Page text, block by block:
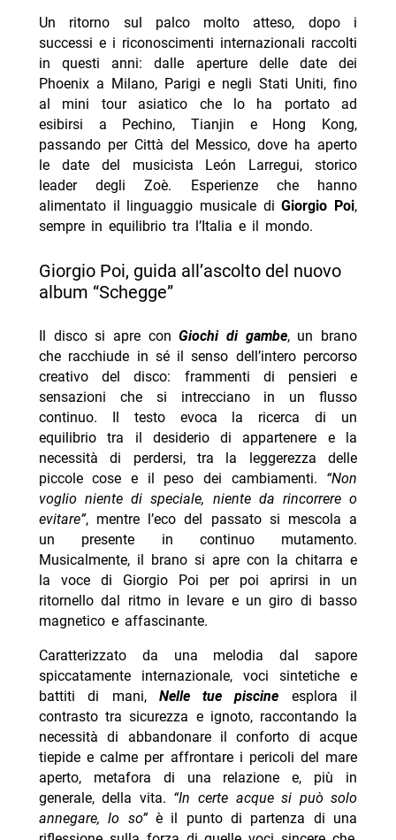
Un ritorno sul palco molto atteso, dopo i
successi e i riconoscimenti internazionali raccolti
in questi anni: dalle aperture delle date dei
Phoenix a Milano, Parigi e negli Stati Uniti, fino
al mini tour asiatico che lo ha portato ad
esibirsi a Pechino, Tianjin e Hong Kong,
passando per Città del Messico, dove ha aperto
le date del musicista León Larregui, storico
leader degli Zoè. Esperienze che hanno
alimentato il linguaggio musicale diGiorgio Poi,
sempre in equilibrio tra l’Italia e il mondo.
Giorgio Poi, guida all’ascolto del nuovo
album “Schegge”
Il disco si apre conGiochi di gambe, un brano
che racchiude in sé il senso dell’intero percorso
creativo del disco: frammenti di pensieri e
sensazioni che si intrecciano in un flusso
continuo. Il testo evoca la ricerca di un
equilibrio tra il desiderio di appartenere e la
necessità di perdersi, tra la leggerezza delle
piccole cose e il peso dei cambiamenti. “Non
voglio niente di speciale, niente da rincorrere o
evitare”, mentre l’eco del passato si mescola a
un presente in continuo mutamento.
Musicalmente, il brano si apre con la chitarra e
la voce di Giorgio Poi per poi aprirsi in un
ritornello dal ritmo in levare e un giro di basso
magnetico e affascinante.
Caratterizzato da una melodia dal sapore
spiccatamente internazionale, voci sintetiche e
battiti di mani, Nelle tue piscine esplora il
contrasto tra sicurezza e ignoto, raccontando la
necessità di abbandonare il conforto di acque
tiepide e calme per affrontare i pericoli del mare
aperto, metafora di una relazione e, più in
generale, della vita. “In certe acque si può solo
annegare, lo so”è il punto di partenza di una